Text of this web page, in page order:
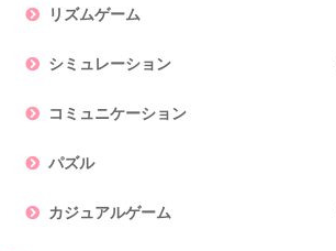
リズムゲーム
シミュレーション
コミュニケーション
パズル
カジュアルゲーム